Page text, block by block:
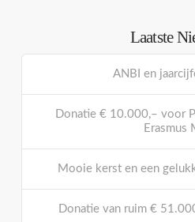
Laatste
ANBI en
Donatie € 10.000,– voor
Erasmus
Mooie kerst en een
Donatie van ruim €